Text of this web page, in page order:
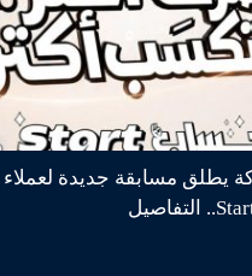
يطلق مسابقة جديدة لعملاء